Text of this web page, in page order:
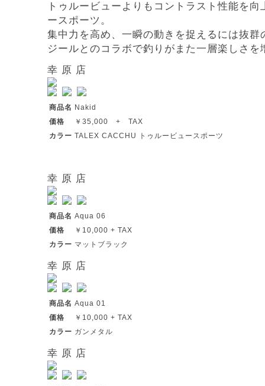
トゥルービューよりもコントラスト性能を
ースポーツ。
集中力を高め、一瞬の動きを捉えるには抜群
ジールとのコラボで釣りがまた一層楽しさを
幸 原 店
商品名 Nakid
価格
￥35,000 + TAX
カラー TALEX CACCHU トゥルービュースポーツ
幸 原 店
商品名 Aqua 06
価格
￥10,000 + TAX
カラー マットブラック
幸 原 店
商品名 Aqua 01
価格
￥10,000 + TAX
カラー ガンメタル
幸 原 店